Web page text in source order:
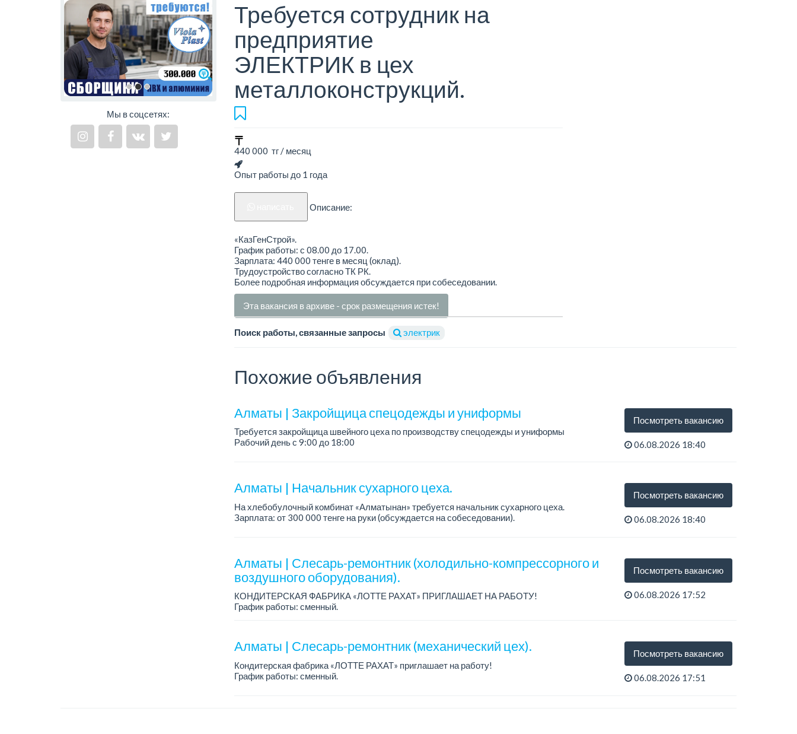
Мы в соцсетях:
Требуется сотрудник на
предприятие
ЭЛЕКТРИК в цех
металлоконструкций.
440 000 тг / месяц
Опыт работы до 1 года
Описание:
«КазГенСтрой».
График работы: с 08.00 до 17.00.
Зарплата: 440 000 тенге в месяц (оклад).
Трудоустройство согласно ТК РК.
Более подробная информация обсуждается при собеседовании.
Эта вакансия в архиве - срок размещения истек!
Поиск работы, связанные запросы электрик
Похожие объявления
Алматы | Закройщица спецодежды и униформы
Требуется закройщица швейного цеха по производству спецодежды и униформы
Рабочий день с 9:00 до 18:00
Посмотреть вакансию
06.08.2026 18:40
Алматы | Начальник сухарного цеха.
На хлебобулочный комбинат «Алматынан» требуется начальник сухарного цеха.
Зарплата: от 300 000 тенге на руки (обсуждается на собеседовании).
Посмотреть вакансию
06.08.2026 18:40
Алматы | Слесарь-ремонтник (холодильно-компрессорного и
воздушного оборудования).
КОНДИТЕРСКАЯ ФАБРИКА «ЛОТТЕ РАХАТ» ПРИГЛАШАЕТ НА РАБОТУ!
График работы: сменный.
Посмотреть вакансию
06.08.2026 17:52
Алматы | Слесарь-ремонтник (механический цех).
Кондитерская фабрика «ЛОТТЕ РАХАТ» приглашает на работу!
График работы: сменный.
Посмотреть вакансию
06.08.2026 17:51